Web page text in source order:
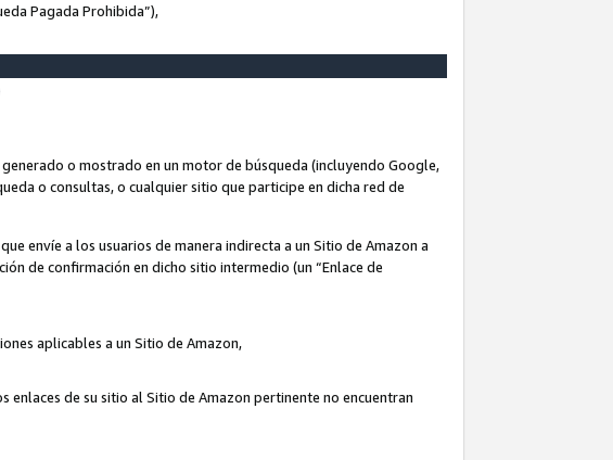
Pagada Prohibida”),
o mostrado en un motor de búsqueda (incluyendo Google,
o consultas, o cualquier sitio que participe en dicha red de
envíe a los usuarios de manera indirecta a un Sitio de Amazon a
de confirmación en dicho sitio intermedio (un “Enlace de
aplicables a un Sitio de Amazon,
de su sitio al Sitio de Amazon pertinente no encuentran